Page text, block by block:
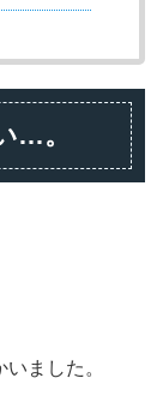
…。
ました。